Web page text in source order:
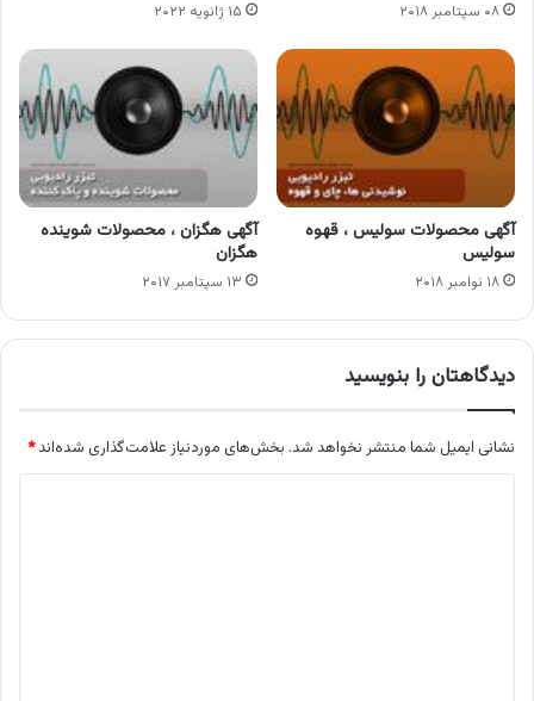
۰۸ سپتامبر ۲۰۱۸ ۱۵ ژانویه ۲۰۲۲
آگهی محصولات سولیس ، قهوه
سولیس
۱۸ نوامبر ۲۰۱۸
آگهی هگزان ، محصولات شوینده
هگزان
۱۳ سپتامبر ۲۰۱۷
دیدگاهتان را بنویسید
نشانی ایمیل شما منتشر نخواهد شد. بخش‌های موردنیاز علامت‌گذاری شده‌اند*